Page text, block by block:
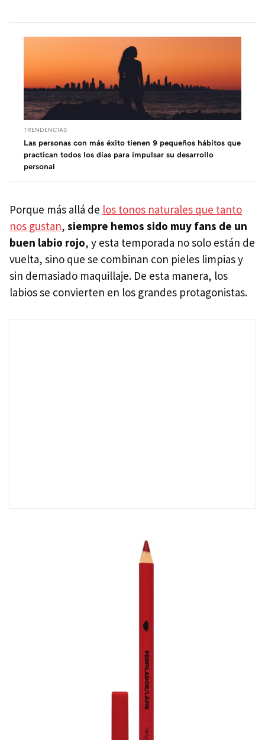
TRENDENCIAS
Las personas con más éxito tienen 9 pequeños hábitos que
practican todos los días para impulsar su desarrollo
personal
Porque más allá de los tonos naturales que tanto
nos gustan, siempre hemos sido muy fans de un
buen labio rojo, y esta temporada no solo están de
vuelta, sino que se combinan con pieles limpias y
sin demasiado maquillaje. De esta manera, los
labios se convierten en los grandes protagonistas.